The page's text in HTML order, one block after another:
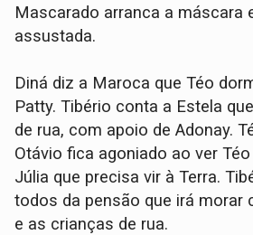
Mascarado arranca a máscara
assustada.
Diná diz a Maroca que Téo
Patty. Tibério conta a Estela
de rua, com apoio de Adonay.
Otávio fica agoniado ao ver
Júlia que precisa vir à Terra.
todos da pensão que irá morar
e as crianças de rua.